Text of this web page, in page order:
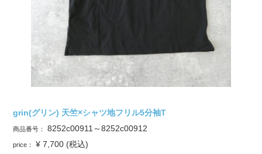
grin(グリン) 天竺×シャツ地フリル5分袖T
商品番号： 8252c00911～8252c00912
price： ¥ 7,700 (税込)